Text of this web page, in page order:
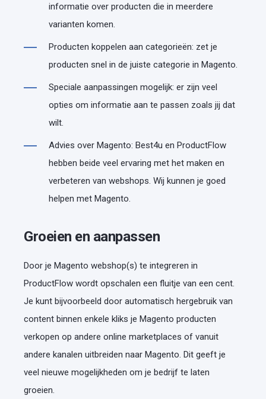
informatie over producten die in meerdere
varianten komen.
Producten koppelen aan categorieën: zet je
producten snel in de juiste categorie in Magento.
Speciale aanpassingen mogelijk: er zijn veel
opties om informatie aan te passen zoals jij dat
wilt.
Advies over Magento: Best4u en ProductFlow
hebben beide veel ervaring met het maken en
verbeteren van webshops. Wij kunnen je goed
helpen met Magento.
Groeien en aanpassen
Door je Magento webshop(s) te integreren in
ProductFlow wordt opschalen een fluitje van een cent.
Je kunt bijvoorbeeld door automatisch hergebruik van
content binnen enkele kliks je Magento producten
verkopen op andere online marketplaces of vanuit
andere kanalen uitbreiden naar Magento. Dit geeft je
veel nieuwe mogelijkheden om je bedrijf te laten
groeien.